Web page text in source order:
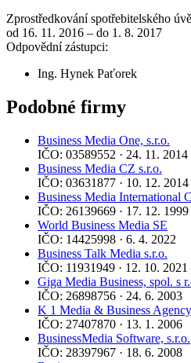
Zprostředkování spotřebitelského
od 16. 11. 2016 – do 1. 8. 2017
Odpovědní zástupci:
Ing. Hynek Paťorek
Podobné firmy
Business Media One, s.r.o.
IČO: 03589552 · 24. 11. 2014
Business Media CZ s.r.o.
IČO: 03631877 · 10. 12. 2014
Business Media International
IČO: 26139669 · 17. 12. 1999
World Business Media SE
IČO: 14425998 · 6. 4. 2022
Business Talk Media s.r.o.
IČO: 11931949 · 12. 10. 2021
Giga Media Business, spol. s
IČO: 26898756 · 24. 6. 2003
K 1 Media & Business
IČO: 27407870 · 13. 1. 2006
BusinessMedia Software, s.r.o.
IČO: 28397967 · 18. 6. 2008